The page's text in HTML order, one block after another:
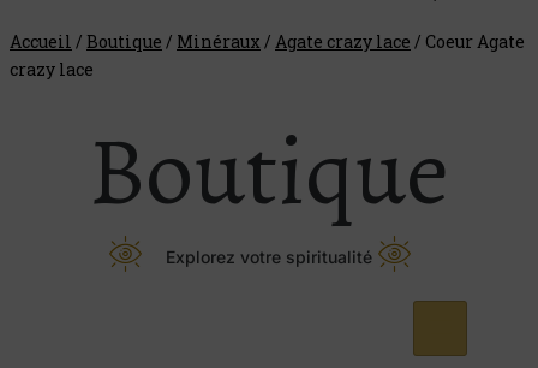
Accueil / Boutique / Minéraux / Agate crazy lace / Coeur Agate
crazy lace
Boutique
Explorez votre spiritualité